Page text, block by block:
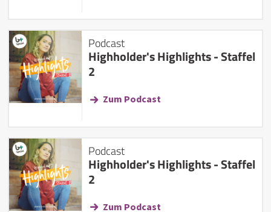
Podcast
Highholder's Highlights - Staffel
2
Zum Podcast
Podcast
Highholder's Highlights - Staffel
2
Zum Podcast